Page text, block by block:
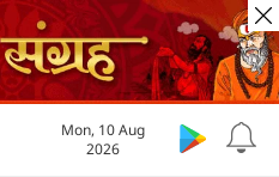
Mon, 10 Aug
2026